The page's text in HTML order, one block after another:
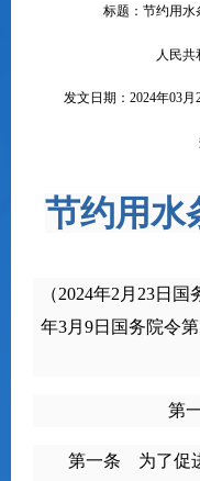
标题： 节约用水
人民共
发文日期： 2024年03月
节约用水
（2024年2月23日
年3月9日国务院令
第
第一条 为了促进